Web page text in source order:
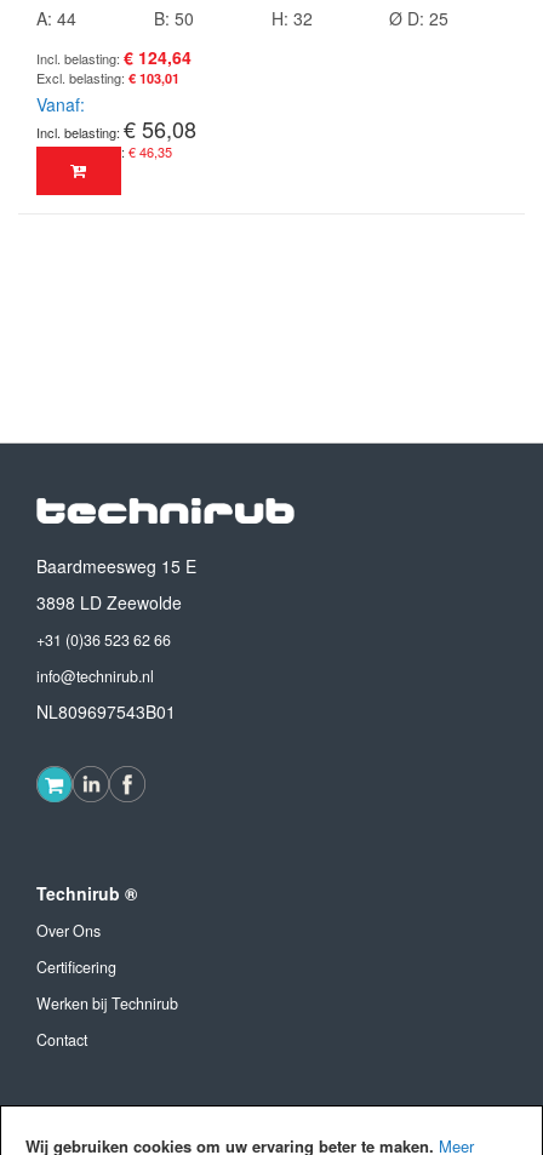
Wij gebruiken cookies om uw ervaring beter te maken. Meer
A: 44 B: 50 H: 32
Ø D: 25
€ 124,64
€ 103,01
Vanaf
€ 56,08
€ 46,35
Baardmeesweg 15 E
3898 LD Zeewolde
+31 (0)36 523 62 66
info@technirub.nl
NL809697543B01
Technirub ®
Over Ons
Certificering
Werken bij Technirub
Contact